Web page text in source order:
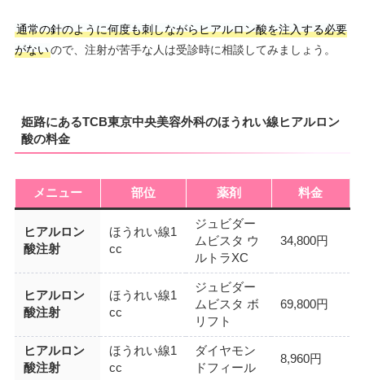
通常の針のように何度も刺しながらヒアルロン酸を注入する必要
がないので、注射が苦手な人は受診時に相談してみましょう。
姫路にあるTCB東京中央美容外科のほうれい線ヒアルロン
酸の料金
メニュー 部位 薬剤 料金
ヒアルロン
酸注射
ほうれい線1
cc
ジュビダー
ムビスタ ウ
ルトラXC
34,800円
ヒアルロン
酸注射
ほうれい線1
cc
ジュビダー
ムビスタ ボ
リフト
69,800円
ヒアルロン
酸注射
ほうれい線1
cc
ダイヤモン
ドフィール
8,960円